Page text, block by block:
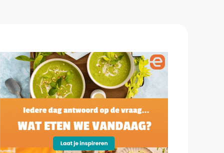
Gezonde recepten
Recepten avondeten
Makkelijke recepten